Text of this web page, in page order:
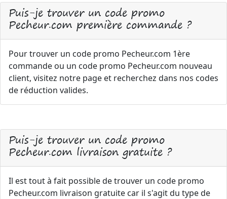
Puis-je trouver un code promo
Pecheur.com première commande ?
Pour trouver un code promo Pecheur.com 1ère
commande ou un code promo Pecheur.com nouveau
client, visitez notre page et recherchez dans nos codes
de réduction valides.
Puis-je trouver un code promo
Pecheur.com livraison gratuite ?
Il est tout à fait possible de trouver un code promo
Pecheur.com livraison gratuite car il s'agit du type de